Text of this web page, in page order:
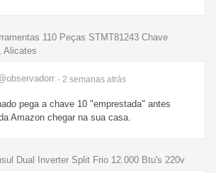
110 Peças STMT81243 Chave
Alicates
- 2 semanas atrás
pega a chave 10 "emprestada" antes
Amazon chegar na sua casa.
Dual Inverter Split Frio 12.000 Btu's 220v